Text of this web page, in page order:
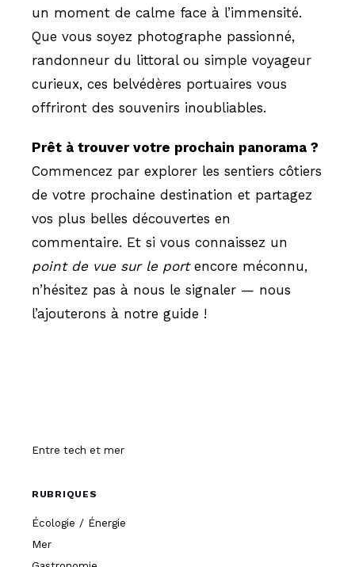
un moment de calme face à l’immensité.
Que vous soyez photographe passionné,
randonneur du littoral ou simple voyageur
curieux, ces belvédères portuaires vous
offriront des souvenirs inoubliables.
Prêt à trouver votre prochain panorama ?
Commencez par explorer les sentiers côtiers
de votre prochaine destination et partagez
vos plus belles découvertes en
commentaire. Et si vous connaissez un
point de vue sur le portencore méconnu,
n’hésitez pas à nous le signaler — nous
l’ajouterons à notre guide !
Entre tech et mer
RUBRIQUES
Écologie / Énergie
Mer